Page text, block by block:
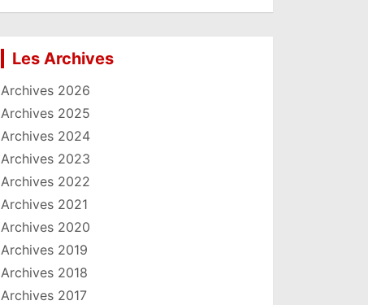
Les Archives
Archives 2026
Archives 2025
Archives 2024
Archives 2023
Archives 2022
Archives 2021
Archives 2020
Archives 2019
Archives 2018
Archives 2017